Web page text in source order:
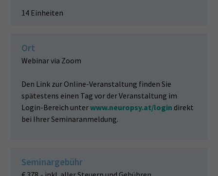
14 Einheiten
Ort
Webinar via Zoom
Den Link zur Online-Veranstaltung finden Sie
spätestens einen Tag vor der Veranstaltung im
Login-Bereich unterwww.neuropsy.at/login direkt
bei Ihrer Seminaranmeldung.
Seminargebühr